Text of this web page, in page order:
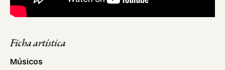
Ficha artística
Músicos